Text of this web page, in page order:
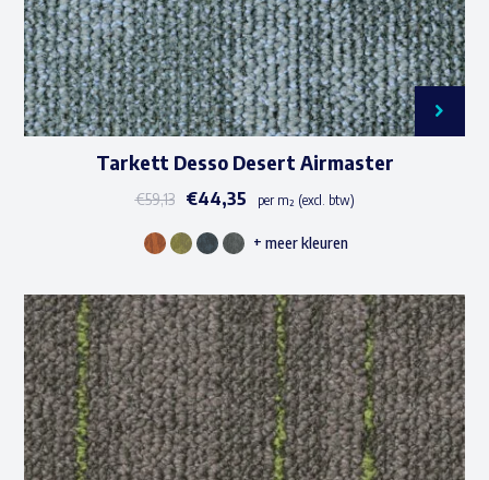
productpagina
Tarkett Desso Desert Airmaster
€59,13 €44,35 per m² (excl. btw)
Dit
heeft
meerdere
variaties.
Deze
optie
kan
+ meer kleuren